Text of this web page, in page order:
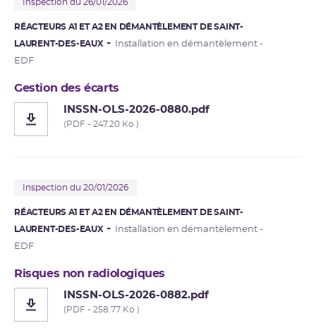
Inspection du 26/01/2026
RÉACTEURS A1 ET A2 EN DÉMANTÈLEMENT DE SAINT-
LAURENT-DES-EAUX
Installation en démantèlement -
EDF
Gestion des écarts
INSSN-OLS-2026-0880.pdf
(PDF - 247.20 Ko )
Inspection du 20/01/2026
RÉACTEURS A1 ET A2 EN DÉMANTÈLEMENT DE SAINT-
LAURENT-DES-EAUX
Installation en démantèlement -
EDF
Risques non radiologiques
INSSN-OLS-2026-0882.pdf
(PDF - 258.77 Ko )